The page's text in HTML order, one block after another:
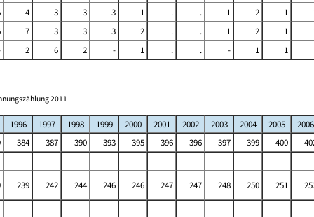
4 3 3 3 1 . . 1 2 1
7 3 3 3 2 . . 1 2 1
2 6 2 - 1 . . - 1
1
2011
1996 1997 1998 1999 2000 2001 2002 2003 2004 2005
2006
384 387 390 393 395 396 396 397 399 400
239 242 244 246 246 247 247 248 250 251